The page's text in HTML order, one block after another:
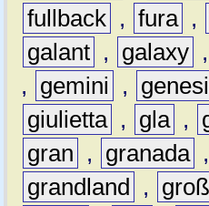
fullback , fura ,
galant , galaxy ,
,
gemini ,
giulietta , gla ,
gran
, granada ,
grandland
,